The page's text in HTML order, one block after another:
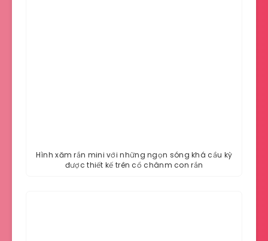
Hình xăm rắn mini với những ngọn sóng khá cầu kỳ
được thiết kế trên cổ chânm con rắn